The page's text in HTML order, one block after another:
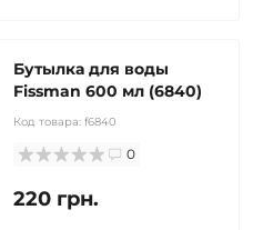
Бутылка для воды
Fissman 600 мл (6840)
Код товара: f6840
0
220 грн.